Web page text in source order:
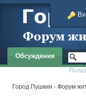
Обсуждения
Город Пушкин - Форум